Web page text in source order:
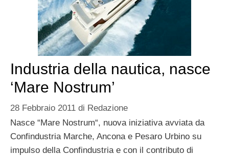
Industria della nautica, nasce
‘Mare Nostrum’
28 Febbraio 2011 di Redazione
Nasce “Mare Nostrum“, nuova iniziativa avviata da
Confindustria Marche, Ancona e Pesaro Urbino su
impulso della Confindustria e con il contributo di